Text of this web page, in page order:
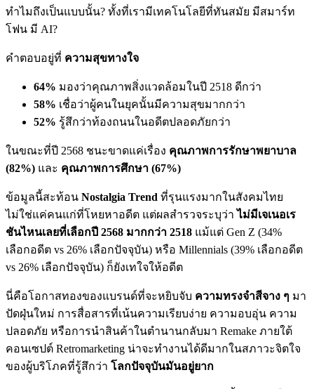
ทำไมถึงเป็นแบบนั้น? ทั้งที่เรามีเทคโนโลยีที่ทันสมัย มีสมาร์ท
โฟน มี AI?
คำตอบอยู่ที่ ความสุขทางใจ
64% มองว่าคุณภาพสิ่งแวดล้อมในปี 2518 ดีกว่า
58% เชื่อว่าผู้คนในยุคนั้นมีความสุขมากกว่า
52% รู้สึกว่าท้องถนนในอดีตปลอดภัยกว่า
ในขณะที่ปี 2568 ชนะขาดแค่เรื่อง คุณภาพการรักษาพยาบาล
(82%) และ คุณภาพการศึกษา (67%)
ข้อมูลนี้สะท้อน Nostalgia Trend ที่รุนแรงมากในสังคมไทย
ไม่ใช่แค่คนแก่ที่โหยหาอดีต แต่ผลสำรวจระบุว่าไม่มีเจเนอเร
ชันไหนเลยที่เลือกปี 2568 มากกว่า 2518 แม้แต่ Gen Z (34%
เลือกอดีต vs 26% เลือกปัจจุบัน) หรือ Millennials (39% เลือกอดีต
vs 26% เลือกปัจจุบัน) ก็ยังเทใจให้อดีต
นี่คือโอกาสทองของแบรนด์ที่จะหยิบจับ ความทรงจำสีจาง ๆ มา
ปัดฝุ่นใหม่ การสื่อสารที่เน้นความเรียบง่าย ความอบอุ่น ความ
ปลอดภัย หรือการนำสินค้าในตำนานกลับมา Remake ภายใต้
คอนเซปต์ Retromarketing น่าจะทำงานได้ดีมากในสภาวะจิตใจ
ของผู้บริโภคที่รู้สึกว่า โลกปัจจุบันมันอยู่ยาก